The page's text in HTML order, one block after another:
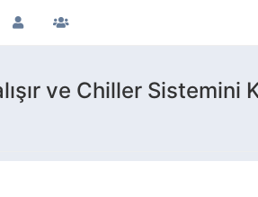
ve Chiller Sistemini